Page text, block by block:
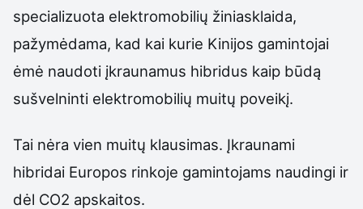
specializuota elektromobilių žiniasklaida,
pažymėdama, kad kai kurie Kinijos gamintojai
ėmė naudoti įkraunamus hibridus kaip būdą
sušvelninti elektromobilių muitų poveikį.
Tai nėra vien muitų klausimas. Įkraunami
hibridai Europos rinkoje gamintojams naudingi ir
dėl CO2 apskaitos.